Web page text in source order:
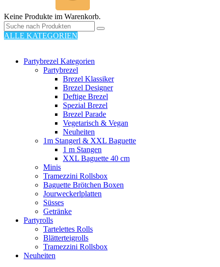
Keine Produkte im Warenkorb.
ALLE KATEGORIEN
Partybrezel Kategorien
Partybrezel
Brezel Klassiker
Brezel Designer
Deftige Brezel
Spezial Brezel
Brezel Parade
Vegetarisch & Vegan
Neuheiten
1m Stangerl & XXL Baguette
1 m Stangen
XXL Baguette 40 cm
Minis
Tramezzini Rollsbox
Baguette Brötchen Boxen
Jourweckerlplatten
Süsses
Getränke
Partyrolls
Tartelettes Rolls
Blätterteigrolls
Tramezzini Rollsbox
Neuheiten